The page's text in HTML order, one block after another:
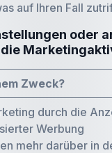
auf Ihren Fall
oder
Zweck?
durch die
Werbung
mehr darüber in